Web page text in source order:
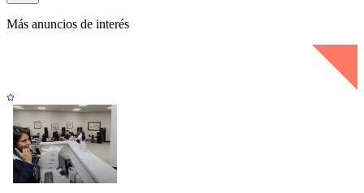
Más anuncios de interés